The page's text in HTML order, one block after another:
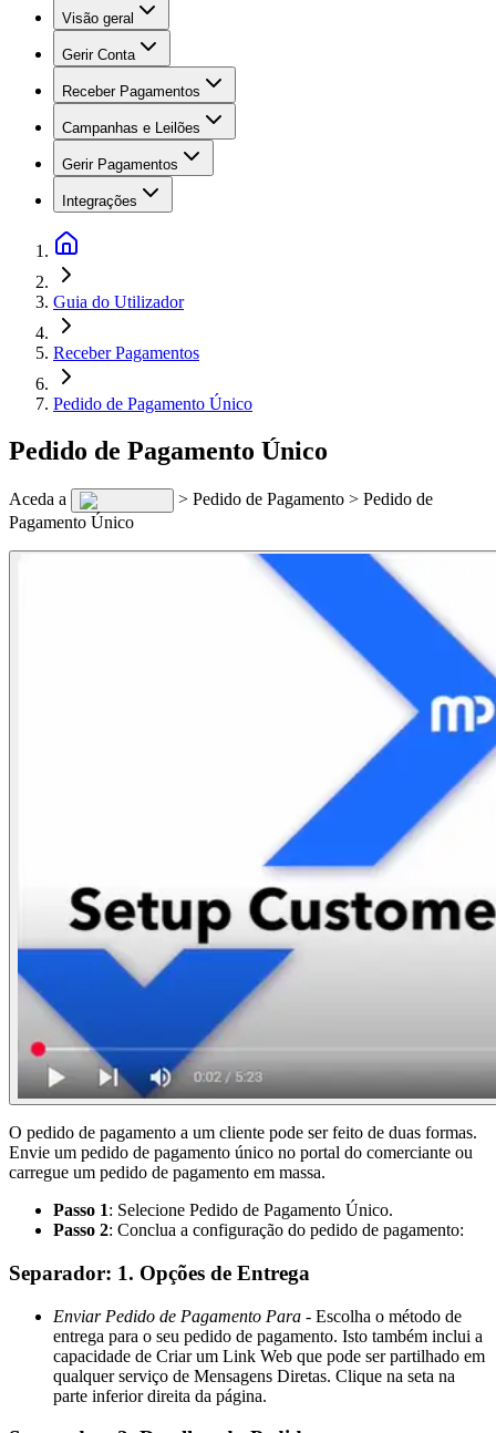
Visão geral
Gerir Conta
Receber Pagamentos
Campanhas e Leilões
Gerir Pagamentos
Integrações
Guia do Utilizador
Receber Pagamentos
Pedido de Pagamento Único
Pedido de Pagamento Único
Aceda a
> Pedido de Pagamento > Pedido de
Pagamento Único
O pedido de pagamento a um cliente pode ser feito de duas formas.
Envie um pedido de pagamento único no portal do comerciante ou
carregue um pedido de pagamento em massa.
Passo 1: Selecione Pedido de Pagamento Único.
Passo 2: Conclua a configuração do pedido de pagamento:
Separador: 1. Opções de Entrega
Enviar Pedido de Pagamento Para - Escolha o método de
entrega para o seu pedido de pagamento. Isto também inclui a
capacidade de Criar um Link Web que pode ser partilhado em
qualquer serviço de Mensagens Diretas. Clique na seta na
parte inferior direita da página.